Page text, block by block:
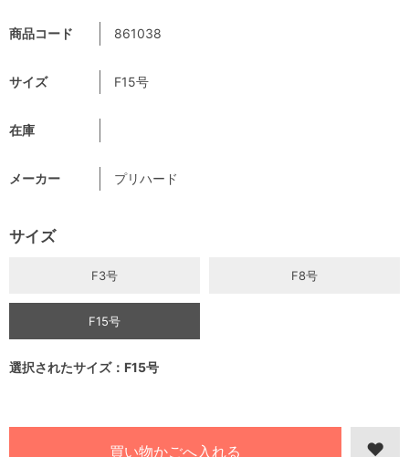
商品コード 861038
サイズ F15号
在庫
メーカー プリハード
サイズ
F3号 F8号
F15号
選択されたサイズ：F15号